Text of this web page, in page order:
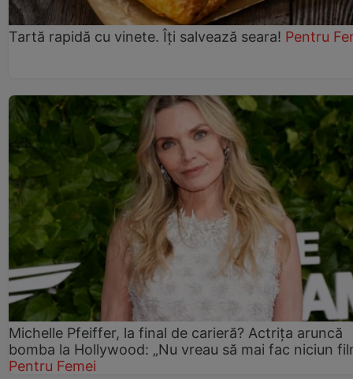
Tartă rapidă cu vinete. Îți salvează seara! Pentru
Michelle Pfeiffer, la final de carieră? Actrița aruncă
bomba la Hollywood: „Nu vreau să mai fac niciun
Pentru Femei